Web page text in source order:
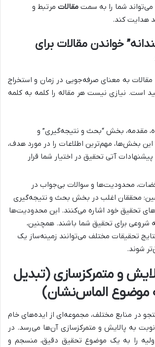
می‌تواند شما را به سمت مقالات مرتبط و
هدایت کند.
خواندن مقالات برای
به معنای صرفه‌جویی در زمان و استخراج
است. نیازی نیست هر مقاله را کلمه به کلمه
مقدمه، بخش “بحث و نتیجه‌گیری” و
این بخش‌ها، مهم‌ترین اطلاعات را در مورد هدف،
آتی تحقیق در اختیار شما قرار
محدودیت‌ها و سوالات بی‌جواب در
محققان اغلب در بخش بحث و نتیجه‌گیری
تحقیق خود اشاره می‌کنند. این محدودیت‌ها
شروعی برای تحقیق شما باشند. همچنین،
تحقیقات مختلف می‌توانند زمینه‌ساز یک
شوند.
و متمرکزسازی (تبدیل
موضوع الماس‌نشان)
در منابع مختلف، مجموعه‌ای از ایده‌های خام
نوبت به پالایش و متمرکزسازی آن‌ها می‌رسد. در
اولیه را به یک موضوع تحقیق دقیق، منسجم و